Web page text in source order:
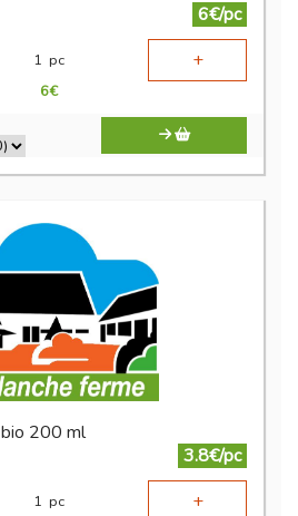
6€/pc
1 pc +
6€
bio 200 ml
3.8€/pc
1 pc +